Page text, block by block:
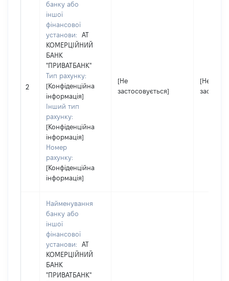
2
банку або
іншої
фінансової
установи:
АТ
КОМЕРЦІЙНИЙ
БАНК
"ПРИВАТБАНК"
Тип рахунку:
[Конфіденційна
інформація]
Інший тип
рахунку:
[Конфіденційна
інформація]
Номер
рахунку:
[Конфіденційна
інформація]
[Не
застосовується]
[Не
Найменування
банку або
іншої
фінансової
установи:
АТ
КОМЕРЦІЙНИЙ
БАНК
"ПРИВАТБАНК"